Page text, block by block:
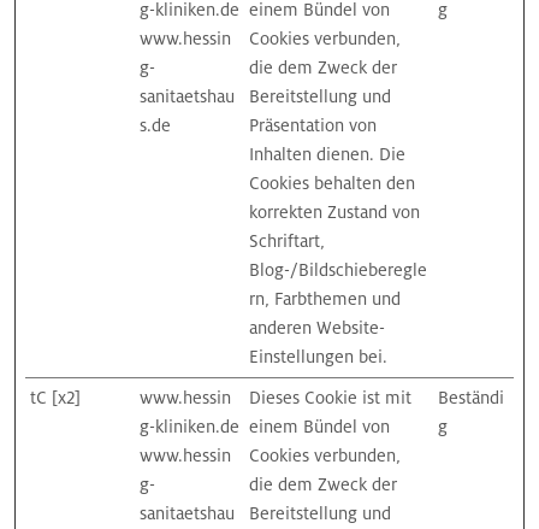
g-kliniken.de
www.hessin
g-
sanitaetshau
s.de
einem Bündel von
Cookies verbunden,
die dem Zweck der
Bereitstellung und
Präsentation von
Inhalten dienen. Die
Cookies behalten den
korrekten Zustand von
Schriftart,
Blog-/Bildschieberegle
rn, Farbthemen und
anderen Website-
Einstellungen bei.
g
tC [x2]
www.hessin
g-kliniken.de
www.hessin
g-
sanitaetshau
Dieses Cookie ist mit
einem Bündel von
Cookies verbunden,
die dem Zweck der
Bereitstellung und
Beständi
g